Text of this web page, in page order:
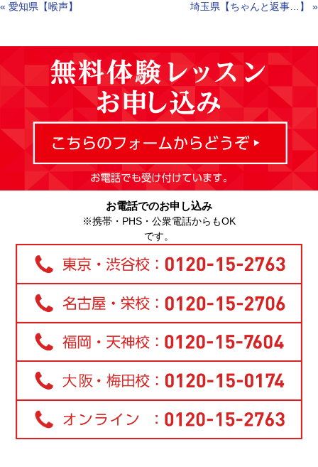
« 愛知県【喉声】 埼玉県【ちゃんと返事…】 »
お電話でのお申し込み
※携帯・PHS・公衆電話からもOK
です。